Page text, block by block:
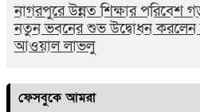
নাগরপুরে উন্নত শিক্ষার পরিবেশ
নতুন ভবনের শুভ উদ্বোধন
আওয়াল লাভলু
ফেসবুকে আমরা